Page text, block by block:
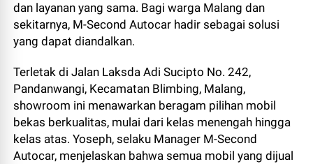
dan layanan yang sama. Bagi warga Malang dan
sekitarnya, M-Second Autocar hadir sebagai solusi
yang dapat diandalkan.
Terletak di Jalan Laksda Adi Sucipto No. 242,
Pandanwangi, Kecamatan Blimbing, Malang,
showroom ini menawarkan beragam pilihan mobil
bekas berkualitas, mulai dari kelas menengah hingga
kelas atas. Yoseph, selaku Manager M-Second
Autocar, menjelaskan bahwa semua mobil yang dijual